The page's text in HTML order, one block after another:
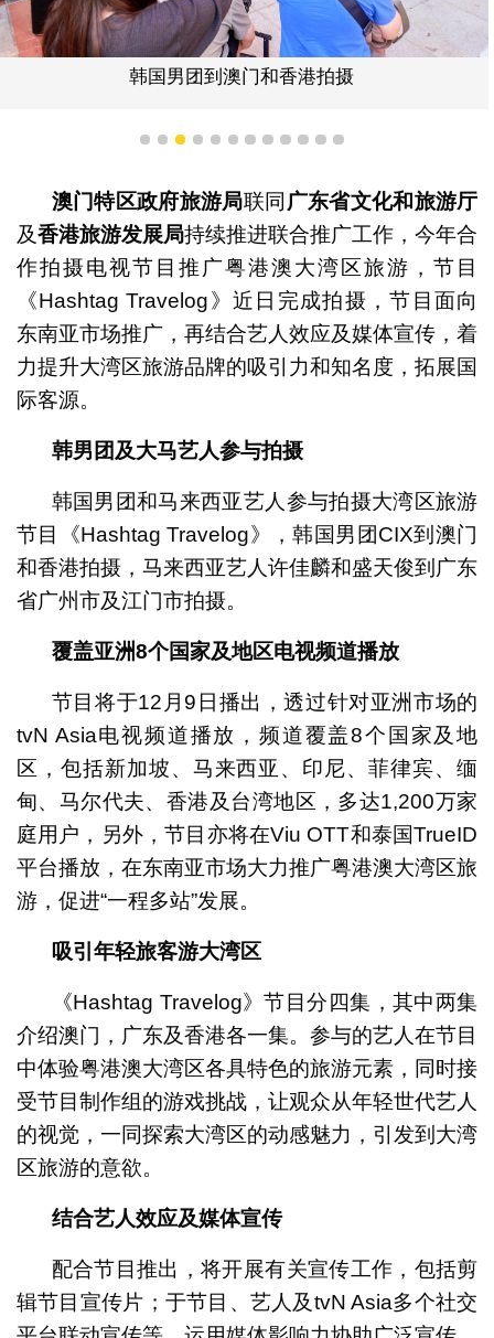
韩国男团到澳门和香港拍摄
1 2 3 4 5 6 7 8 9 101112
澳门特区政府旅游局联同 广东省文化和旅游厅
及香港旅游发展局持续推进联合推广工作，今年合
作拍摄电视节目推广粤港澳大湾区旅游，节目
《Hashtag Travelog》近日完成拍摄，节目面向
东南亚市场推广，再结合艺人效应及媒体宣传，着
力提升大湾区旅游品牌的吸引力和知名度，拓展国
际客源。
韩男团及大马艺人参与拍摄
韩国男团和马来西亚艺人参与拍摄大湾区旅游
节目《Hashtag Travelog》，韩国男团CIX到澳门
和香港拍摄，马来西亚艺人许佳麟和盛天俊到广东
省广州市及江门市拍摄。
覆盖亚洲8个国家及地区电视频道播放
节目将于12月9日播出，透过针对亚洲市场的
tvN Asia电视频道播放，频道覆盖8个国家及地
区，包括新加坡、马来西亚、印尼、菲律宾、缅
甸、马尔代夫、香港及台湾地区，多达1,200万家
庭用户，另外，节目亦将在Viu OTT和泰国TrueID
平台播放，在东南亚市场大力推广粤港澳大湾区旅
游，促进“一程多站”发展。
吸引年轻旅客游大湾区
《Hashtag Travelog》节目分四集，其中两集
介绍澳门，广东及香港各一集。参与的艺人在节目
中体验粤港澳大湾区各具特色的旅游元素，同时接
受节目制作组的游戏挑战，让观众从年轻世代艺人
的视觉，一同探索大湾区的动感魅力，引发到大湾
区旅游的意欲。
结合艺人效应及媒体宣传
配合节目推出，将开展有关宣传工作，包括剪
辑节目宣传片；于节目、艺人及tvN Asia多个社交